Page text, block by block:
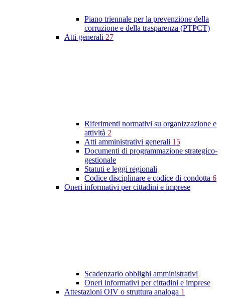
Piano triennale per la prevenzione della
corruzione e della trasparenza (PTPCT)
Atti generali 27
Riferimenti normativi su organizzazione e
attività 2
Atti amministrativi generali 15
Documenti di programmazione strategico-
gestionale
Statuti e leggi regionali
Codice disciplinare e codice di condotta 6
Oneri informativi per cittadini e imprese
Scadenzario obblighi amministrativi
Oneri informativi per cittadini e imprese
Attestazioni OIV o struttura analoga 1